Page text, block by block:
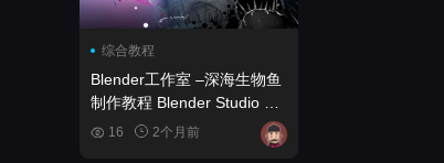
综合教程
Blender工作室 –深海生物鱼
制作教程 Blender Studio –
Anglerfish
16 2个月前